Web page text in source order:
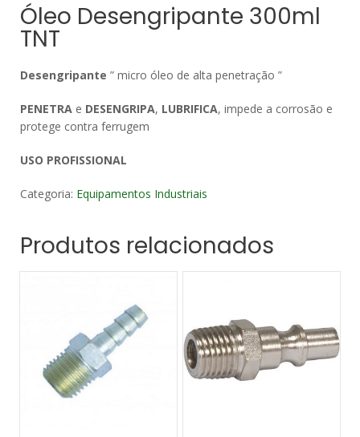
Óleo Desengripante 300ml
TNT
Desengripante ” micro óleo de alta penetração ”
PENETRA e DESENGRIPA, LUBRIFICA, impede a corrosão e
protege contra ferrugem
USO PROFISSIONAL
Categoria: Equipamentos Industriais
Produtos relacionados